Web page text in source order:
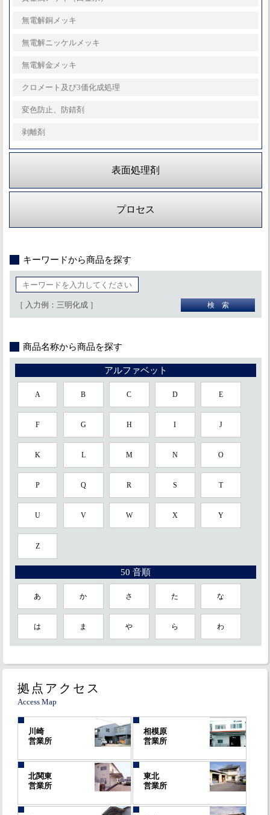
無電解銅メッキ
無電解ニッケルメッキ
無電解金メッキ
クロメート及び3価化成処理
変色防止、防錆剤
剥離剤
表面処理剤
プロセス
キーワードから商品を探す
［ 入力例：三明化成 ］
商品名称から商品を探す
アルファベット
A B C D E
F G H I J
K L M N O
P Q R S T
U V W X Y
Z
50 音順
あ か さ た な
は ま や ら わ
拠点アクセス
Access Map
川崎
営業所
相模原
営業所
北関東
営業所
東北
営業所